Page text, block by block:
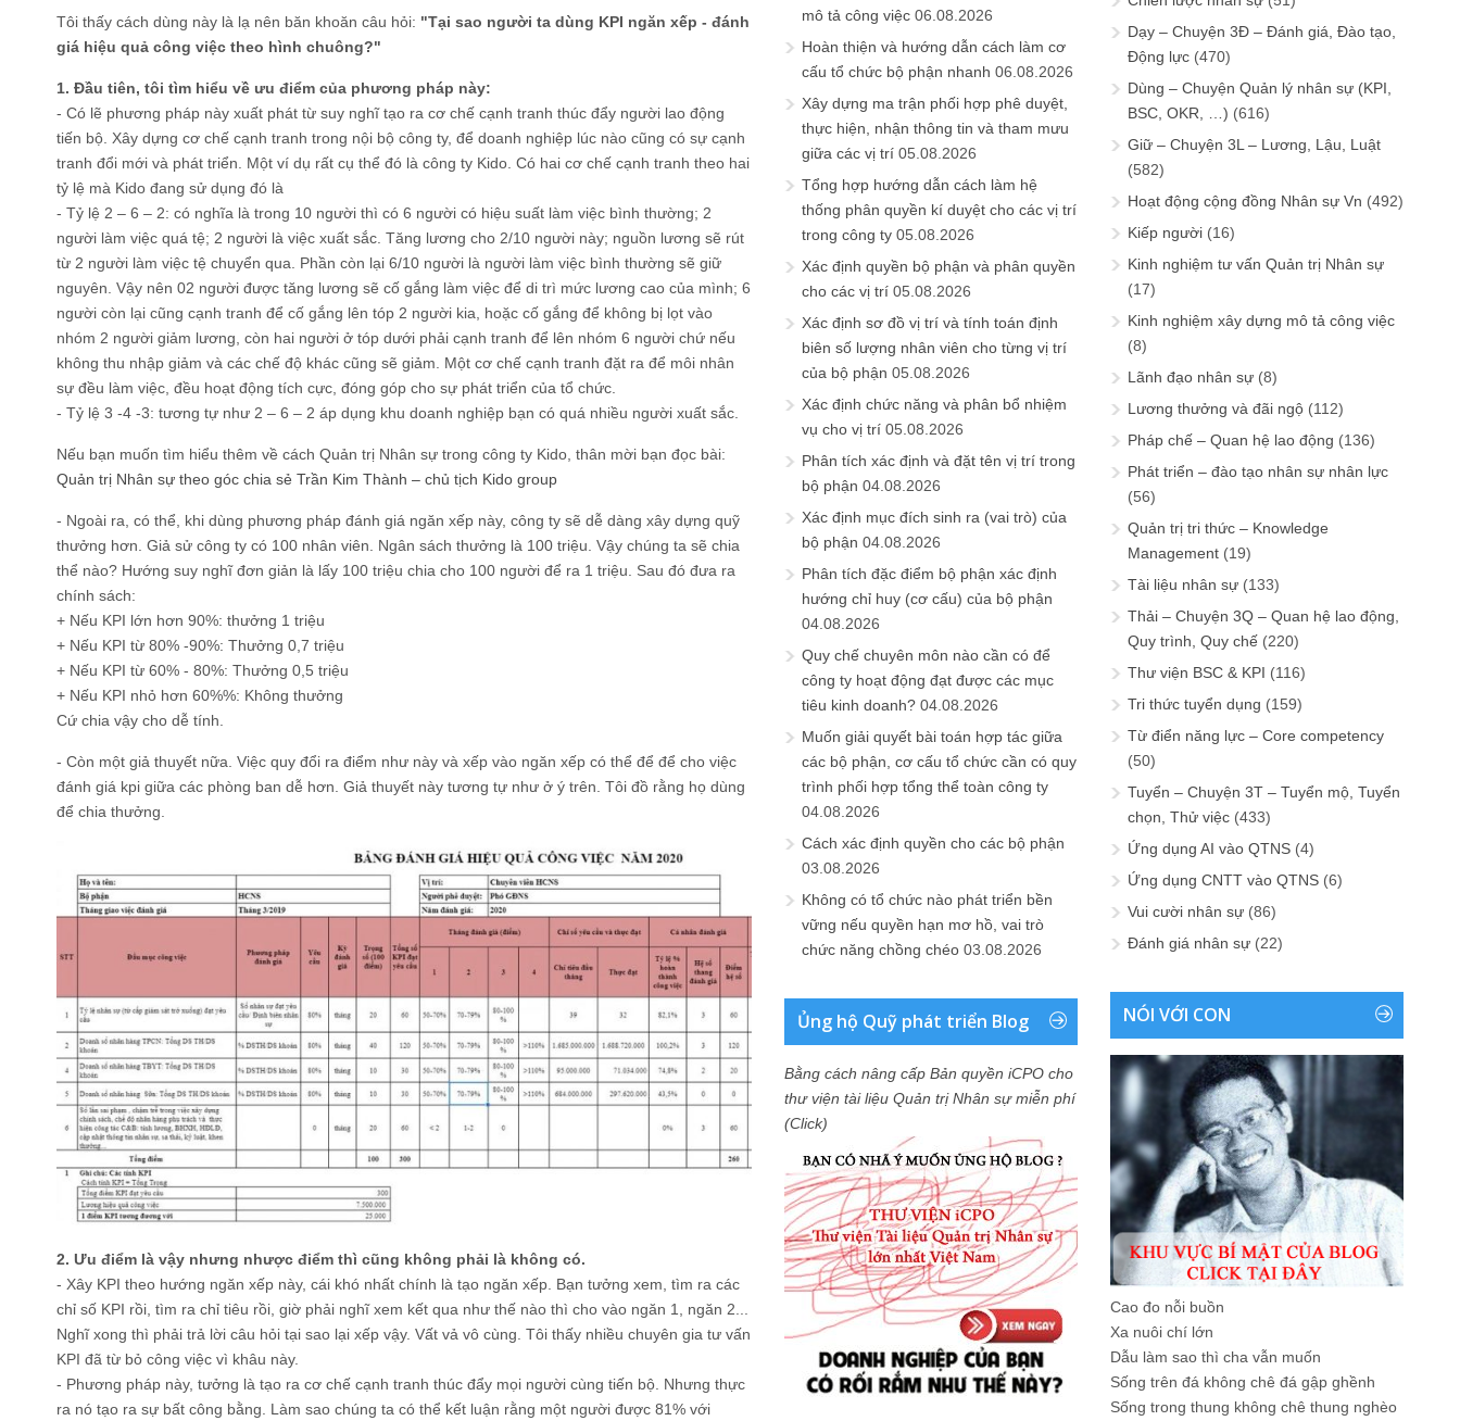
Tôi thấy cách dùng này là lạ nên băn khoăn câu hỏi: "Tại sao người ta dùng KPI ngăn xếp - đánh
giá hiệu quả công việc theo hình chuông?"
1. Đầu tiên, tôi tìm hiểu về ưu điểm của phương pháp này:
- Có lẽ phương pháp này xuất phát từ suy nghĩ tạo ra cơ chế cạnh tranh thúc đẩy người lao động
tiến bộ. Xây dựng cơ chế cạnh tranh trong nội bộ công ty, để doanh nghiệp lúc nào cũng có sự cạnh
tranh đổi mới và phát triển. Một ví dụ rất cụ thể đó là công ty Kido. Có hai cơ chế cạnh tranh theo hai
tỷ lệ mà Kido đang sử dụng đó là
- Tỷ lệ 2 – 6 – 2: có nghĩa là trong 10 người thì có 6 người có hiệu suất làm việc bình thường; 2
người làm việc quá tệ; 2 người là việc xuất sắc. Tăng lương cho 2/10 người này; nguồn lương sẽ rút
từ 2 người làm việc tệ chuyển qua. Phần còn lại 6/10 người là người làm việc bình thường sẽ giữ
nguyên. Vậy nên 02 người được tăng lương sẽ cố gắng làm việc để di trì mức lương cao của mình; 6
người còn lại cũng cạnh tranh để cố gắng lên tóp 2 người kia, hoặc cố gắng để không bị lọt vào
nhóm 2 người giảm lương, còn hai người ở tóp dưới phải cạnh tranh để lên nhóm 6 người chứ nếu
không thu nhập giảm và các chế độ khác cũng sẽ giảm. Một cơ chế cạnh tranh đặt ra để môi nhân
sự đều làm việc, đều hoạt động tích cực, đóng góp cho sự phát triển của tổ chức.
- Tỷ lệ 3 -4 -3: tương tự như 2 – 6 – 2 áp dụng khu doanh nghiệp bạn có quá nhiều người xuất sắc.
Nếu bạn muốn tìm hiểu thêm về cách Quản trị Nhân sự trong công ty Kido, thân mời bạn đọc bài:
Quản trị Nhân sự theo góc chia sẻ Trần Kim Thành – chủ tịch Kido group
- Ngoài ra, có thể, khi dùng phương pháp đánh giá ngăn xếp này, công ty sẽ dễ dàng xây dựng quỹ
thưởng hơn. Giả sử công ty có 100 nhân viên. Ngân sách thưởng là 100 triệu. Vậy chúng ta sẽ chia
thể nào? Hướng suy nghĩ đơn giản là lấy 100 triệu chia cho 100 người để ra 1 triệu. Sau đó đưa ra
chính sách:
+ Nếu KPI lớn hơn 90%: thưởng 1 triệu
+ Nếu KPI từ 80% -90%: Thưởng 0,7 triệu
+ Nếu KPI từ 60% - 80%: Thưởng 0,5 triệu
+ Nếu KPI nhỏ hơn 60%%: Không thưởng
Cứ chia vậy cho dễ tính.
- Còn một giả thuyết nữa. Việc quy đổi ra điểm như này và xếp vào ngăn xếp có thể để để cho việc
đánh giá kpi giữa các phòng ban dễ hơn. Giả thuyết này tương tự như ở ý trên. Tôi đồ rằng họ dùng
để chia thưởng.
2. Ưu điểm là vậy nhưng nhược điểm thì cũng không phải là không có.
- Xây KPI theo hướng ngăn xếp này, cái khó nhất chính là tạo ngăn xếp. Bạn tưởng xem, tìm ra các
chỉ số KPI rồi, tìm ra chỉ tiêu rồi, giờ phải nghĩ xem kết qua như thế nào thì cho vào ngăn 1, ngăn 2...
Nghĩ xong thì phải trả lời câu hỏi tại sao lại xếp vậy. Vất vả vô cùng. Tôi thấy nhiều chuyên gia tư vấn
KPI đã từ bỏ công việc vì khâu này.
- Phương pháp này, tưởng là tạo ra cơ chế cạnh tranh thúc đẩy mọi người cùng tiến bộ. Nhưng thực
ra nó tạo ra sự bất công bằng. Làm sao chúng ta có thể kết luận rằng một người được 81% với
mô tả công việc 06.08.2026
Hoàn thiện và hướng dẫn cách làm cơ
cấu tổ chức bộ phận nhanh 06.08.2026
Xây dựng ma trận phối hợp phê duyệt,
thực hiện, nhận thông tin và tham mưu
giữa các vị trí 05.08.2026
Tổng hợp hướng dẫn cách làm hệ
thống phân quyền kí duyệt cho các vị trí
trong công ty 05.08.2026
Xác định quyền bộ phận và phân quyền
cho các vị trí 05.08.2026
Xác định sơ đồ vị trí và tính toán định
biên số lượng nhân viên cho từng vị trí
của bộ phận 05.08.2026
Xác định chức năng và phân bổ nhiệm
vụ cho vị trí 05.08.2026
Phân tích xác định và đặt tên vị trí trong
bộ phận 04.08.2026
Xác định mục đích sinh ra (vai trò) của
bộ phận 04.08.2026
Phân tích đặc điểm bộ phận xác định
hướng chỉ huy (cơ cấu) của bộ phận
04.08.2026
Quy chế chuyên môn nào cần có để
công ty hoạt động đạt được các mục
tiêu kinh doanh? 04.08.2026
Muốn giải quyết bài toán hợp tác giữa
các bộ phận, cơ cấu tổ chức cần có quy
trình phối hợp tổng thể toàn công ty
04.08.2026
Cách xác định quyền cho các bộ phận
03.08.2026
Không có tổ chức nào phát triển bền
vững nếu quyền hạn mơ hồ, vai trò
chức năng chồng chéo 03.08.2026
Ủng hộ Quỹ phát triển Blog
Bằng cách nâng cấp Bản quyền iCPO cho
thư viện tài liệu Quản trị Nhân sự miễn phí
(Click)
Dạy – Chuyện 3Đ – Đánh giá, Đào tạo,
Động lực (470)
Dùng – Chuyện Quản lý nhân sự (KPI,
BSC, OKR, …) (616)
Giữ – Chuyện 3L – Lương, Lậu, Luật
(582)
Hoạt động cộng đồng Nhân sự Vn (492)
Kiếp người (16)
Kinh nghiệm tư vấn Quản trị Nhân sự
(17)
Kinh nghiệm xây dựng mô tả công việc
(8)
Lãnh đạo nhân sự (8)
Lương thưởng và đãi ngộ (112)
Pháp chế – Quan hệ lao động (136)
Phát triển – đào tạo nhân sự nhân lực
(56)
Quản trị tri thức – Knowledge
Management (19)
Tài liệu nhân sự (133)
Thải – Chuyện 3Q – Quan hệ lao động,
Quy trình, Quy chế (220)
Thư viện BSC & KPI (116)
Tri thức tuyển dụng (159)
Từ điển năng lực – Core competency
(50)
Tuyển – Chuyện 3T – Tuyển mộ, Tuyển
chọn, Thử việc (433)
Ứng dụng AI vào QTNS (4)
Ứng dụng CNTT vào QTNS (6)
Vui cười nhân sự (86)
Đánh giá nhân sự (22)
NÓI VỚI CON
Cao đo nỗi buồn
Xa nuôi chí lớn
Dẫu làm sao thì cha vẫn muốn
Sống trên đá không chê đá gập ghềnh
Sống trong thung không chê thung nghèo